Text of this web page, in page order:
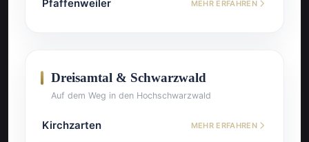
Pfaffenweiler MEHR ERFAHREN
Dreisamtal & Schwarzwald
Auf dem Weg in den Hochschwarzwald
Kirchzarten MEHR ERFAHREN